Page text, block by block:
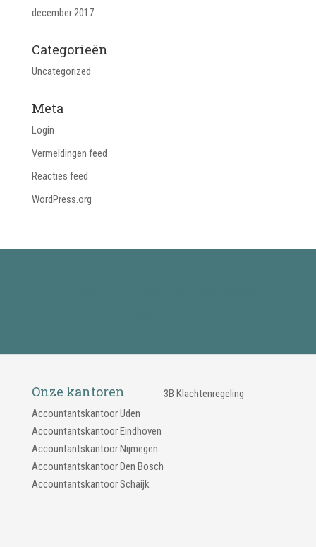
december 2017
Categorieën
Uncategorized
Meta
Login
Vermeldingen feed
Reacties feed
WordPress.org
Onze kantoren
Accountantskantoor Uden
Accountantskantoor Eindhoven
Accountantskantoor Nijmegen
Accountantskantoor Den Bosch
Accountantskantoor Schaijk
3B Klachtenregeling